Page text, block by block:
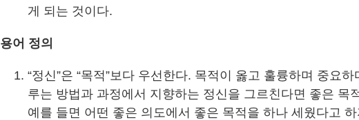
게 되는 것이다.
용어 정의
“정신”은 “목적”보다 우선한다. 목적이 옳고 훌륭하며 중요하
루는 방법과 과정에서 지향하는 정신을 그르친다면 좋은 목
예를 들면 어떤 좋은 의도에서 좋은 목적을 하나 세웠다고